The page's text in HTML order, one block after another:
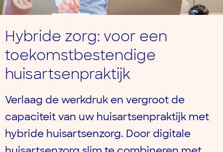
Hybride zorg: voor een
toekomstbestendige
huisartsenpraktijk
Verlaag de werkdruk en vergroot de
capaciteit van uw huisartsenpraktijk met
hybride huisartsenzorg. Door digitale